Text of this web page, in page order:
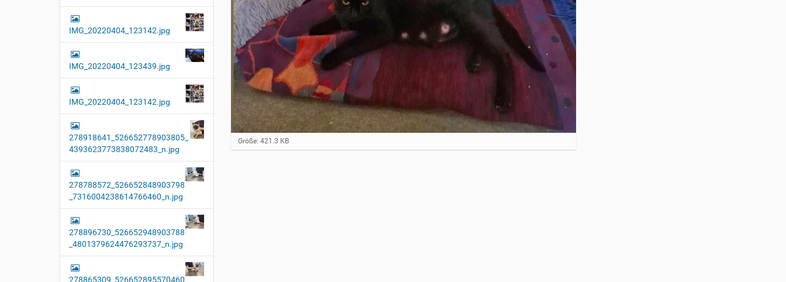
Z
e
Größe: 421.3 KB
IMG_20220404_123142.jpg
IMG_20220404_123439.jpg
IMG_20220404_123142.jpg
278918641_526652778903805_
4393623773838072483_n.jpg
278788572_526652848903798
_7316004238614766460_n.jpg
278896730_526652948903788
_4801379624476293737_n.jpg
278865309_526652895570460